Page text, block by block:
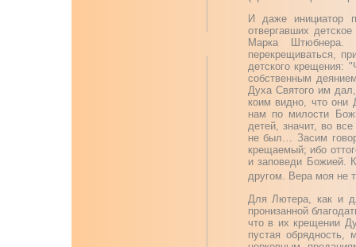
И даже инициатор
отвергавших
Марка
перекрещиваться,
детского крещения:
собственным
Духа Святого им
коим видно, что они
нам по милости
детей, значит, во
не был… Засим
крещаемый; ибо
и заповеди Божией.
другом. Вера моя не
Для Лютера, как и
пронизанной
что в их крещении
пустая обрядность,